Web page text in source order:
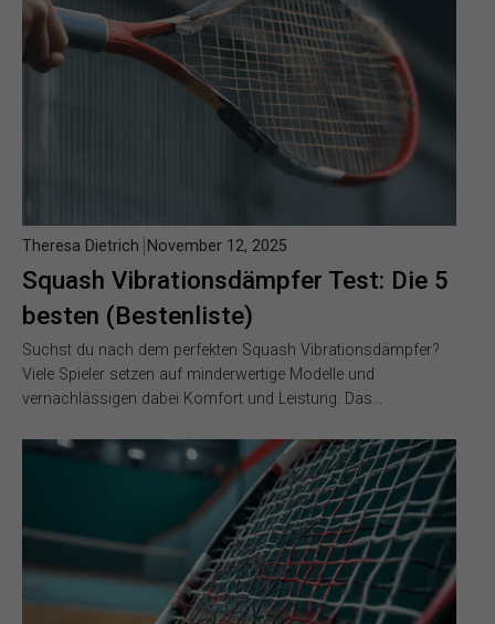
Squash Vibrationsdämpfer Test: Die 5
besten (Bestenliste)
Theresa Dietrich November 12, 2025
Suchst du nach dem perfekten Squash Vibrationsdämpfer?
Viele Spieler setzen auf minderwertige Modelle und
vernachlässigen dabei Komfort und Leistung. Das…